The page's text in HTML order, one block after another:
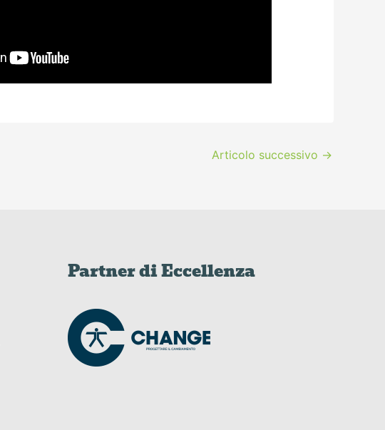
Articolo successivo →
Partner di Eccellenza